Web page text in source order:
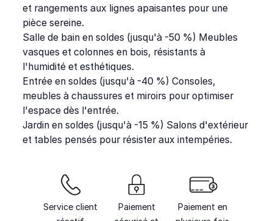
et rangements aux lignes apaisantes pour une
pièce sereine.
Salle de bain en soldes (jusqu'à -50 %) Meubles
vasques et colonnes en bois, résistants à
l'humidité et esthétiques.
Entrée en soldes (jusqu'à -40 %) Consoles,
meubles à chaussures et miroirs pour optimiser
l'espace dès l'entrée.
Jardin en soldes (jusqu'à -15 %) Salons d'extérieur
et tables pensés pour résister aux intempéries.
Service client
Paiement
Paiement en